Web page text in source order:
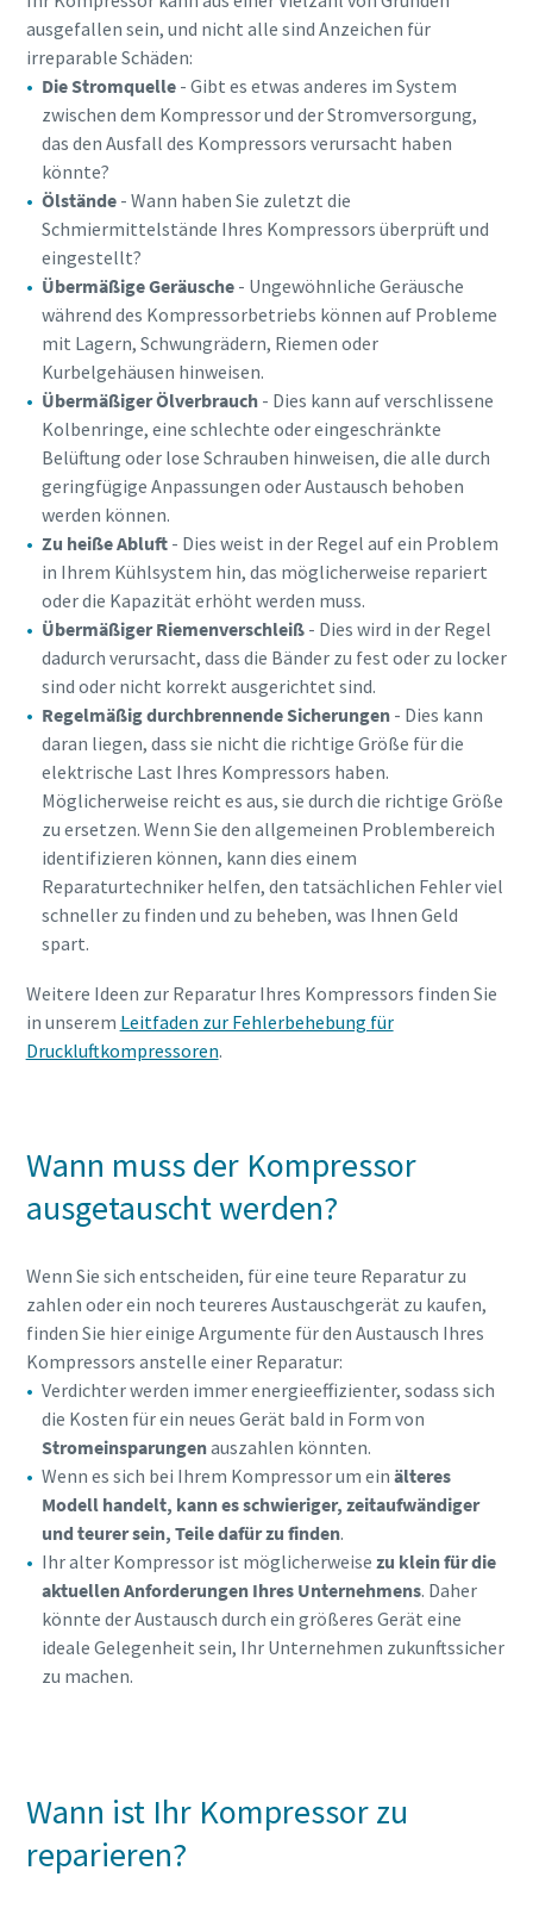
ausgefallen sein, und nicht alle sind Anzeichen für
irreparable Schäden:
Die Stromquelle - Gibt es etwas anderes im System
zwischen dem Kompressor und der Stromversorgung,
das den Ausfall des Kompressors verursacht haben
könnte?
Ölstände - Wann haben Sie zuletzt die
Schmiermittelstände Ihres Kompressors überprüft und
eingestellt?
Übermäßige Geräusche - Ungewöhnliche Geräusche
während des Kompressorbetriebs können auf Probleme
mit Lagern, Schwungrädern, Riemen oder
Kurbelgehäusen hinweisen.
Übermäßiger Ölverbrauch - Dies kann auf verschlissene
Kolbenringe, eine schlechte oder eingeschränkte
Belüftung oder lose Schrauben hinweisen, die alle durch
geringfügige Anpassungen oder Austausch behoben
werden können.
Zu heiße Abluft - Dies weist in der Regel auf ein Problem
in Ihrem Kühlsystem hin, das möglicherweise repariert
oder die Kapazität erhöht werden muss.
Übermäßiger Riemenverschleiß - Dies wird in der Regel
dadurch verursacht, dass die Bänder zu fest oder zu locker
sind oder nicht korrekt ausgerichtet sind.
Regelmäßig durchbrennende Sicherungen - Dies kann
daran liegen, dass sie nicht die richtige Größe für die
elektrische Last Ihres Kompressors haben.
Möglicherweise reicht es aus, sie durch die richtige Größe
zu ersetzen. Wenn Sie den allgemeinen Problembereich
identifizieren können, kann dies einem
Reparaturtechniker helfen, den tatsächlichen Fehler viel
schneller zu finden und zu beheben, was Ihnen Geld
spart.
Weitere Ideen zur Reparatur Ihres Kompressors finden Sie
in unserem Leitfaden zur Fehlerbehebung für
Druckluftkompressoren.
Wann muss der Kompressor
ausgetauscht werden?
Wenn Sie sich entscheiden, für eine teure Reparatur zu
zahlen oder ein noch teureres Austauschgerät zu kaufen,
finden Sie hier einige Argumente für den Austausch Ihres
Kompressors anstelle einer Reparatur:
Verdichter werden immer energieeffizienter, sodass sich
die Kosten für ein neues Gerät bald in Form von
Stromeinsparungenauszahlen könnten.
Wenn es sich bei Ihrem Kompressor um einälteres
Modell handelt, kann es schwieriger, zeitaufwändiger
und teurer sein, Teile dafür zu finden.
Ihr alter Kompressor ist möglicherweise zu klein für die
aktuellen Anforderungen Ihres Unternehmens. Daher
könnte der Austausch durch ein größeres Gerät eine
ideale Gelegenheit sein, Ihr Unternehmen zukunftssicher
zu machen.
Wann ist Ihr Kompressor zu
reparieren?